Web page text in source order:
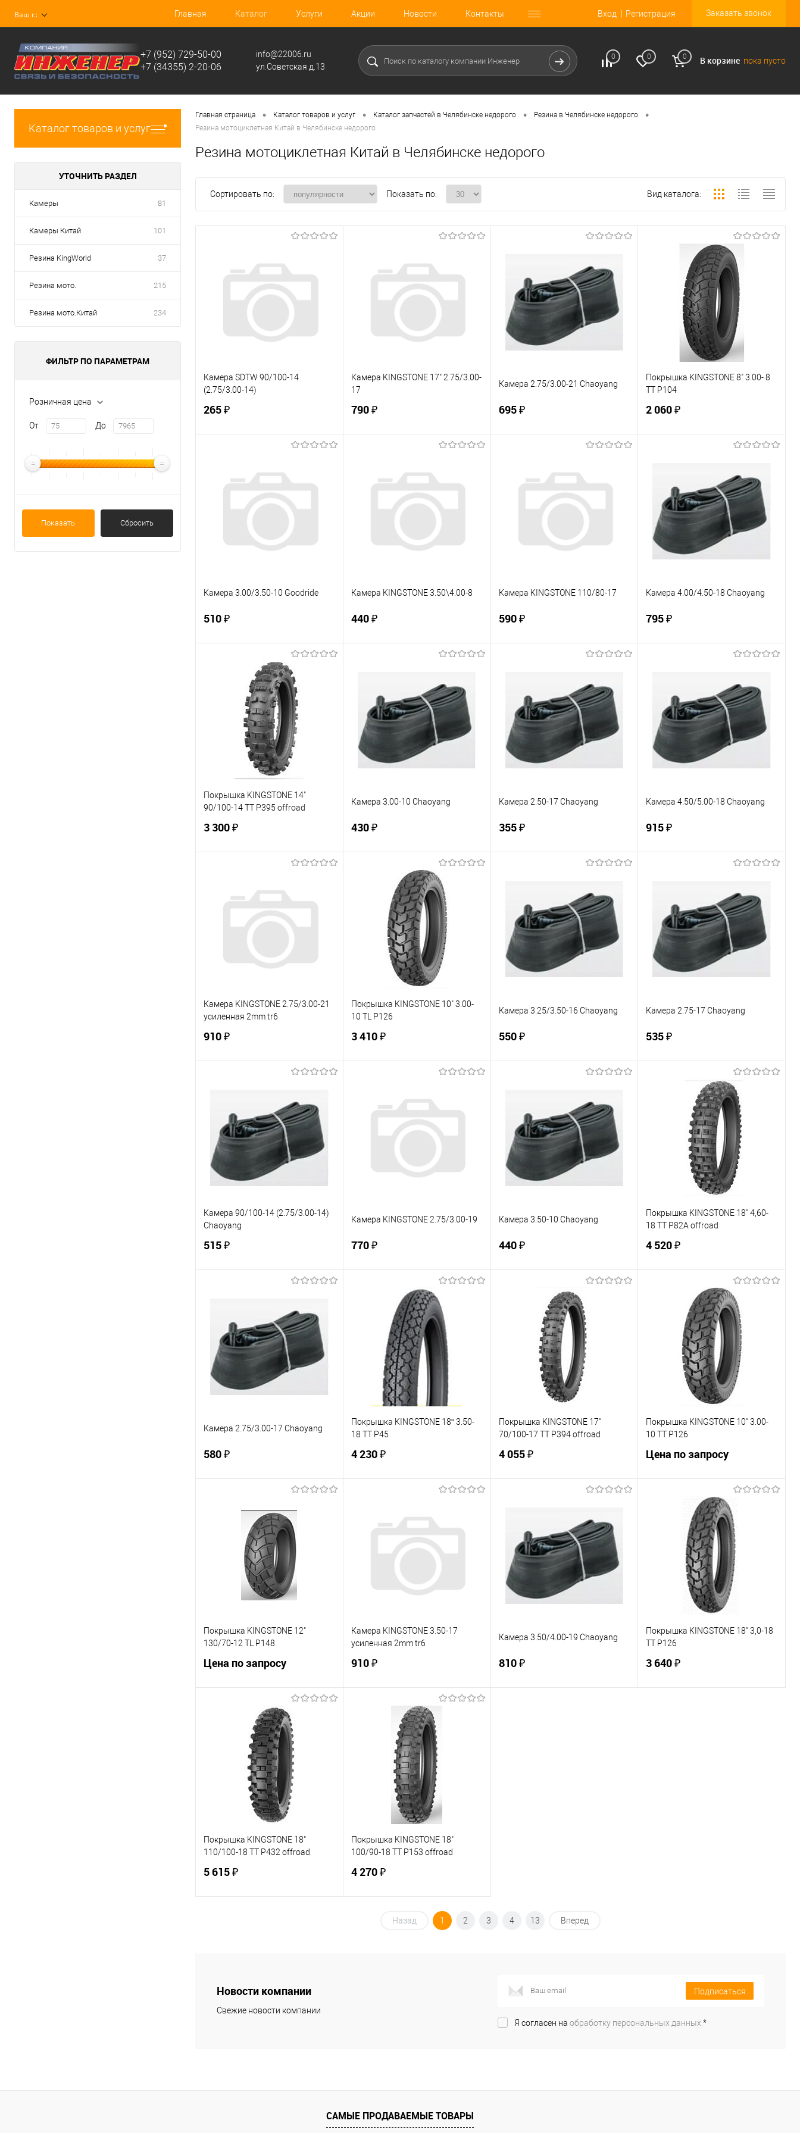
Ваш г.: Главная Каталог Услуги Акции Новости Контакты Вход Регистрация Заказать звонок
+7 (952) 729-50-00
+7 (34355) 2-20-06
info@22006.ru
ул.Советская д.13
0 0 0 В корзине пока пусто
Каталог товаров и услуг
УТОЧНИТЬ РАЗДЕЛ
Камеры 81
Камеры Китай 101
Резина KingWorld 37
Резина мото. 215
Резина мото.Китай 234
ФИЛЬТР ПО ПАРАМЕТРАМ
Розничная цена
От До
Показать Сбросить
Главная страница • Каталог товаров и услуг • Каталог запчастей в Челябинске недорого • Резина в Челябинске недорого •
Резина мотоциклетная Китай в Челябинске недорого
Резина мотоциклетная Китай в Челябинске недорого
Сортировать по: Показать по: Вид каталога:
Камера SDTW 90/100-14
(2.75/3.00-14)
265 ₽
Купить в 1 клик
К сравнению
В избранное
Под заказ
Камера KINGSTONE 17" 2.75/3.00-
17
790 ₽
Купить в 1 клик
К сравнению
В избранное
В наличии
Камера 2.75/3.00-21 Chaoyang
695 ₽
Купить в 1 клик
К сравнению
В избранное
Под заказ
Покрышка KINGSTONE 8" 3.00- 8
TT P104
2 060 ₽
Купить в 1 клик
К сравнению
В избранное
В наличии
Камера 3.00/3.50-10 Goodride
510 ₽
В корзину
Купить в 1 клик
К сравнению
В избранное
В наличии
Камера KINGSTONE 3.50\4.00-8
440 ₽
Купить в 1 клик
К сравнению
В избранное
В наличии
Камера KINGSTONE 110/80-17
590 ₽
Купить в 1 клик
К сравнению
В избранное
В наличии
Камера 4.00/4.50-18 Chaoyang
795 ₽
Купить в 1 клик
К сравнению
В избранное
В наличии
Покрышка KINGSTONE 14"
90/100-14 TT P395 offroad
3 300 ₽
Купить в 1 клик
К сравнению
В избранное
В наличии
Камера 3.00-10 Chaoyang
430 ₽
В корзину
Купить в 1 клик
К сравнению
В избранное
В наличии
Камера 2.50-17 Chaoyang
355 ₽
Купить в 1 клик
К сравнению
В избранное
В наличии
Камера 4.50/5.00-18 Chaoyang
915 ₽
Купить в 1 клик
К сравнению
В избранное
В наличии
Камера KINGSTONE 2.75/3.00-21
усиленная 2mm tr6
910 ₽
Купить в 1 клик
К сравнению
В избранное
В наличии
Покрышка KINGSTONE 10" 3.00-
10 TL P126
3 410 ₽
Купить в 1 клик
К сравнению
В избранное
В наличии
Камера 3.25/3.50-16 Chaoyang
550 ₽
Купить в 1 клик
К сравнению
В избранное
В наличии
Камера 2.75-17 Chaoyang
535 ₽
В корзину
Купить в 1 клик
К сравнению
В избранное
В наличии
Камера 90/100-14 (2.75/3.00-14)
Chaoyang
515 ₽
Купить в 1 клик
К сравнению
В избранное
В наличии
Камера KINGSTONE 2.75/3.00-19
770 ₽
В корзину
Купить в 1 клик
К сравнению
В избранное
В наличии
Камера 3.50-10 Chaoyang
440 ₽
В корзину
Купить в 1 клик
К сравнению
В избранное
Под заказ
Покрышка KINGSTONE 18" 4,60-
18 TT P82А offroad
4 520 ₽
В корзину
Купить в 1 клик
К сравнению
В избранное
В наличии
Камера 2.75/3.00-17 Chaoyang
580 ₽
Купить в 1 клик
К сравнению
В избранное
В наличии
Покрышка KINGSTONE 18“ 3.50-
18 TT P45
4 230 ₽
Купить в 1 клик
К сравнению
В избранное
В наличии
Покрышка KINGSTONE 17"
70/100-17 TT P394 offroad
4 055 ₽
Купить в 1 клик
К сравнению
В избранное
В наличии
Покрышка KINGSTONE 10" 3.00-
10 TT P126
Цена по запросу
Запросить цену
Купить в 1 клик
К сравнению
В избранное
Под заказ
Покрышка KINGSTONE 12"
130/70-12 ТL P148
Цена по запросу
Запросить цену
Купить в 1 клик
К сравнению
В избранное
Под заказ
Камера KINGSTONE 3.50-17
усиленная 2mm tr6
910 ₽
В корзину
Купить в 1 клик
К сравнению
В избранное
В наличии
Камера 3.50/4.00-19 Chaoyang
810 ₽
Покрышка KINGSTONE 18" 3,0-18
TT P126
3 640 ₽
Покрышка KINGSTONE 18"
110/100-18 TT P432 offroad
5 615 ₽
Покрышка KINGSTONE 18"
100/90-18 TT P153 offroad
4 270 ₽
В корзину
Назад 1 2 3 4 13 Вперед
Новости компании
Свежие новости компании
Подписаться
Я согласен на обработку персональных данных. *
САМЫЕ ПРОДАВАЕМЫЕ ТОВАРЫ